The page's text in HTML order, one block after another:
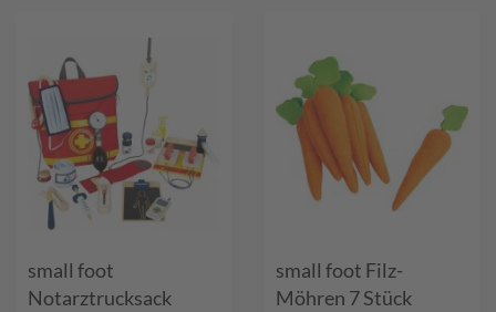
small foot
Notarztrucksack
small foot Filz-
Möhren 7 Stück